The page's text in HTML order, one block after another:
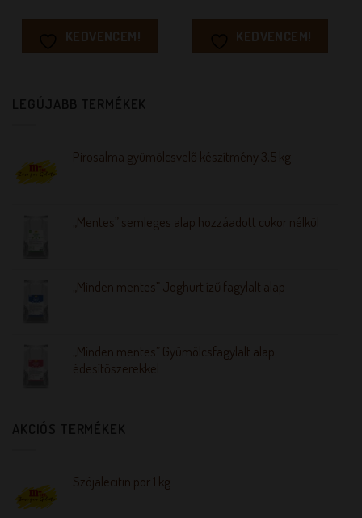
KEDVENCEM! KEDVENCEM!
LEGÚJABB TERMÉKEK
Pirosalma gyümölcsvelő készítmény 3,5 kg
„Mentes” semleges alap hozzáadott cukor nélkül
„Minden mentes” Joghurt ízű fagylalt alap
„Minden mentes” Gyümölcsfagylalt alap
édesítőszerekkel
AKCIÓS TERMÉKEK
Szójalecitin por 1 kg